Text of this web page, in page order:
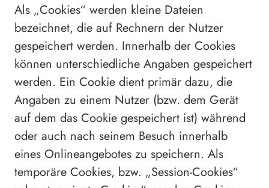
Als „Cookies“ werden kleine Dateien
bezeichnet, die auf Rechnern der Nutzer
gespeichert werden. Innerhalb der Cookies
können unterschiedliche Angaben gespeichert
werden. Ein Cookie dient primär dazu, die
Angaben zu einem Nutzer (bzw. dem Gerät
auf dem das Cookie gespeichert ist) während
oder auch nach seinem Besuch innerhalb
eines Onlineangebotes zu speichern. Als
temporäre Cookies, bzw. „Session-Cookies“